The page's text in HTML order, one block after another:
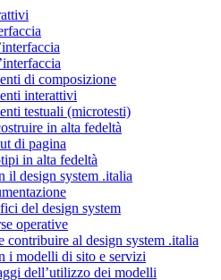
di composizione
interattivi
testuali (microtesti)
in alta fedeltà
di pagina
in alta fedeltà
il design system .italia
del design system
operative
contribuire al design system .italia
i modelli di sito e servizi
dell’utilizzo dei modelli